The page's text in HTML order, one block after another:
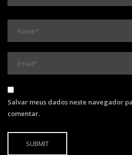
Salvar meus dados neste navegador
comentar.